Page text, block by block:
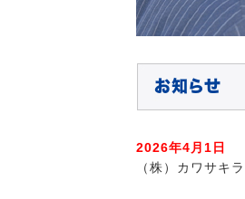
お知らせ
2026年4月1日
（株）カワサキ